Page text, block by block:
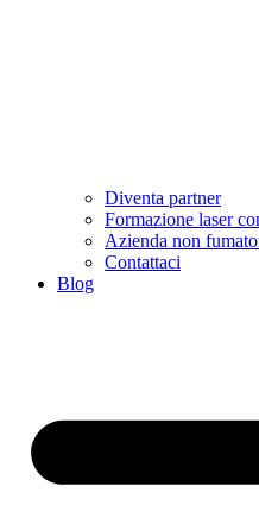
Diventa partner
Formazione laser
Azienda non
Contattaci
Blog